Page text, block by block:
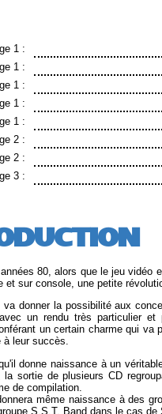
1 :
1 :
1 :
1 :
1 :
2 :
2 :
3 :
80, alors que le jeu
et sur console, une petite
va donner la possibilité aux
un rendu très particulier
un certain charme qui va
à leur succès.
donne naissance à un
la sortie de plusieurs CD
de compilation.
même naissance à des
S.S.T. Band dans le cas